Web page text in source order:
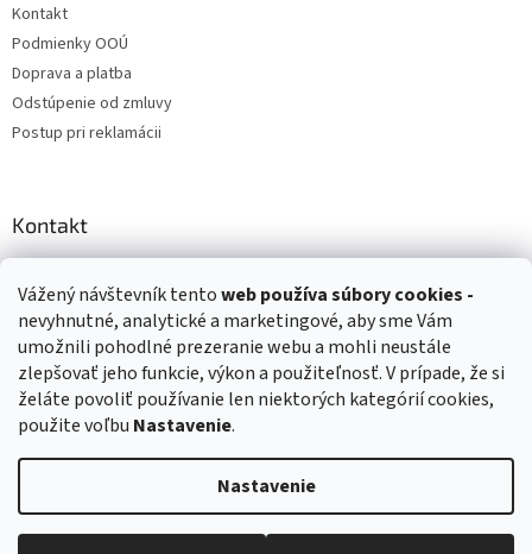
Vážený návštevník tentoweb používasúbory cookies -
nevyhnutné, analytické a marketingové, aby sme Vám
umožnili pohodlné prezeranie webu a mohli neustále
zlepšovať jeho funkcie, výkon a použiteľnosť. V prípade, že si
želáte povoliť používanie len niektorých kategórií cookies,
použite voľbu Nastavenie.
Nastavenie
Kontakt
Podmienky OOÚ
Doprava a platba
Odstúpenie od zmluvy
Postup pri reklamácii
Kontakt
+421 903 144 673
Copyright 2026ZuziHračky.sk. Všetky práva vyhradené.Upraviť
nastavenie cookies